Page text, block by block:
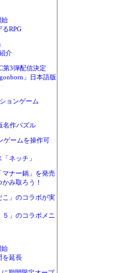
始
RPG
介
第3弾配信決定
」日本語版
ョンゲーム
名作パズル
ゲームを操作可
ネッチ」
マナー鍋」を発売
み取ろう！
」のコラボが実
５」のコラボメニ
始
を延長